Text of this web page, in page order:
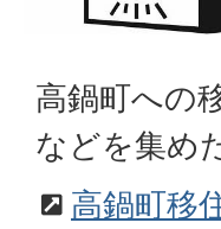
高鍋町への
などを集め
高鍋町移